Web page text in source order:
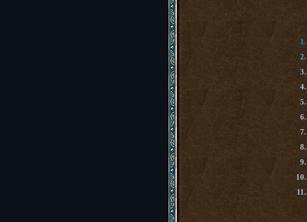
1.
2.
3.
4.
5.
6.
7.
8.
9.
10.
11.